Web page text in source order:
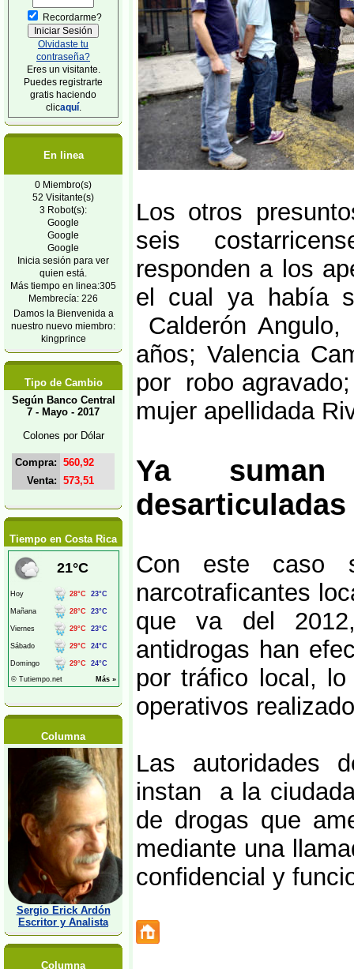
Recordarme?
Olvidaste tu
contraseña?
Eres un visitante.
Puedes registrarte
gratis haciendo
clicaquí.
En linea
0 Miembro(s)
52 Visitante(s)
3 Robot(s):
Google
Google
Google
Inicia sesión para ver
quien está.
Más tiempo en linea:305
Membrecía: 226
Damos la Bienvenida a
nuestro nuevo miembro:
kingprince
Tipo de Cambio
Según Banco Central
7 - Mayo - 2017
Colones por Dólar
Compra: 560,92
Venta: 573,51
Tiempo en Costa Rica
Columna
Sergio Erick Ardón
Escritor y Analista
Columna
Los otros
seis
responden a los
el cual ya había
Calderón
años; Valencia
por robo
mujer apellidada
Ya
Con este caso
narcotraficantes
que va del
antidrogas han
por tráfico local,
operativos
Las autoridades
instan a la
de drogas que
mediante una
confidencial y